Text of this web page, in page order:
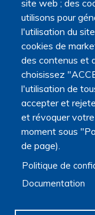
site web ; des
utilisons pour
l'utilisation du
cookies de
des contenus et
choisissez
l'utilisation de
accepter et
et révoquer
moment sous
de page).
Politique de
Documentation
Qui sommes nous
Présentation
Organisation
Stratégie
Observatoire de
Panorama de la
Annuaire des
Annuaire des
Répertoire des
Répertoire des
Répertoire des
Publications
Cartographie de
Rencontres
Journées jeunes